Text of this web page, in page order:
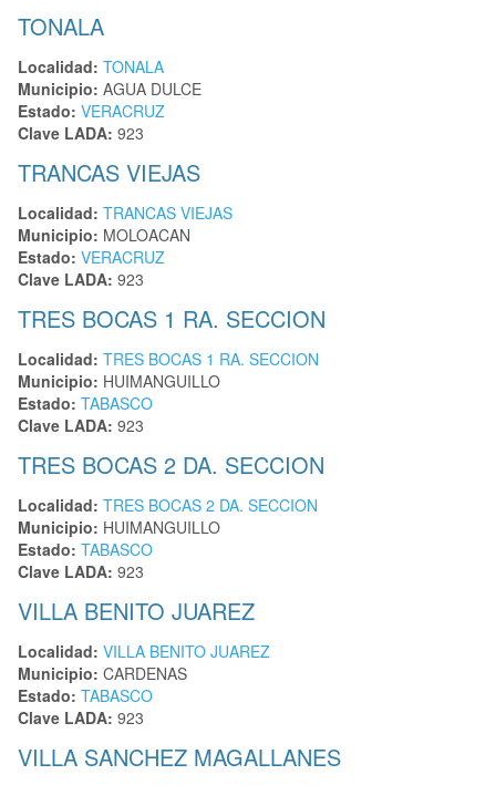
TONALA
Localidad: TONALA
Municipio: AGUA DULCE
Estado: VERACRUZ
Clave LADA: 923
TRANCAS VIEJAS
Localidad: TRANCAS VIEJAS
Municipio: MOLOACAN
Estado: VERACRUZ
Clave LADA: 923
TRES BOCAS 1 RA. SECCION
Localidad: TRES BOCAS 1 RA. SECCION
Municipio: HUIMANGUILLO
Estado: TABASCO
Clave LADA: 923
TRES BOCAS 2 DA. SECCION
Localidad: TRES BOCAS 2 DA. SECCION
Municipio: HUIMANGUILLO
Estado: TABASCO
Clave LADA: 923
VILLA BENITO JUAREZ
Localidad: VILLA BENITO JUAREZ
Municipio: CARDENAS
Estado: TABASCO
Clave LADA: 923
VILLA SANCHEZ MAGALLANES